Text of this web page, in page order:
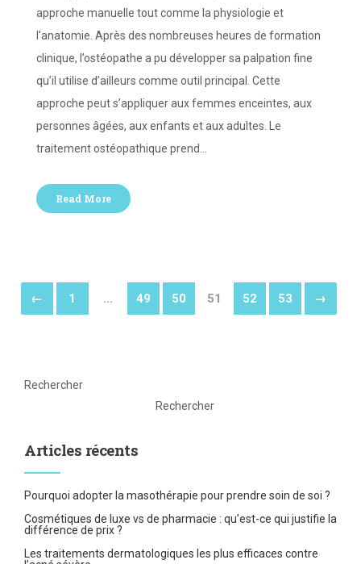
approche manuelle tout comme la physiologie et
l’anatomie. Après des nombreuses heures de formation
clinique, l’ostéopathe a pu développer sa palpation fine
qu’il utilise d’ailleurs comme outil principal. Cette
approche peut s’appliquer aux femmes enceintes, aux
personnes âgées, aux enfants et aux adultes. Le
traitement ostéopathique prend…
Read More
← 1 … 49 50 51 52 53 →
Rechercher
Rechercher
Articles récents
Pourquoi adopter la masothérapie pour prendre soin de soi ?
Cosmétiques de luxe vs de pharmacie : qu’est-ce qui justifie la
différence de prix ?
Les traitements dermatologiques les plus efficaces contre